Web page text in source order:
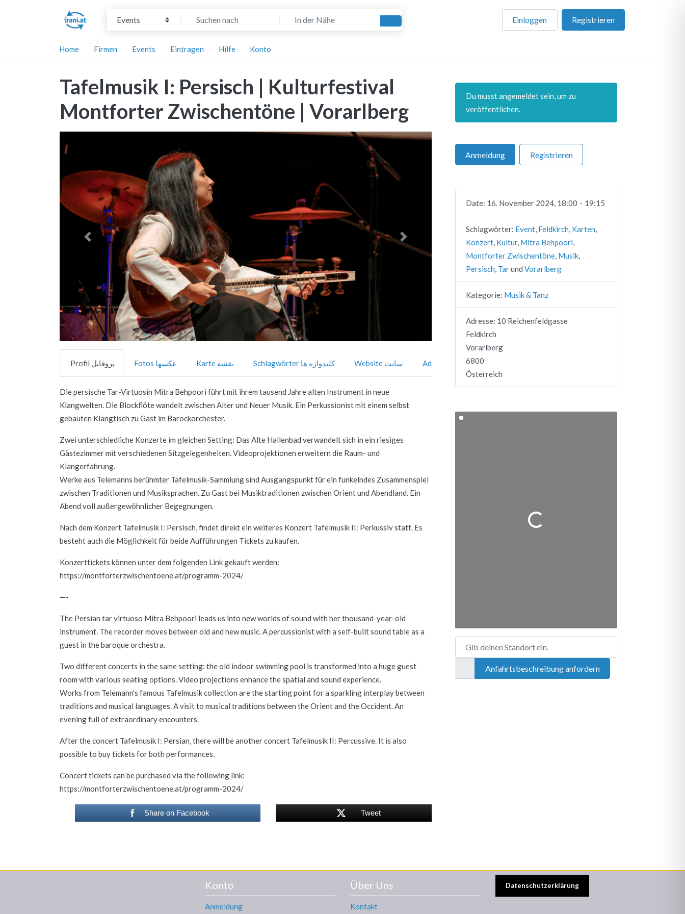
Suchtyp auswählen Suchen nach In der Nähe
Suchen
Einloggen Registrieren
Home Firmen Events Eintragen Hilfe Konto
Tafelmusik I: Persisch | Kulturfestival
Montforter Zwischentöne | Vorarlberg
Vorheriges Nächstes
Profil پروفایل Fotos عکسها Karte نقشه Schlagwörter کلیدواژه ها Website سایت Adresse آدرس
Die persische Tar-Virtuosin Mitra Behpoori führt mit ihrem tausend Jahre alten Instrument in neue
Klangwelten. Die Blockflöte wandelt zwischen Alter und Neuer Musik. Ein Perkussionist mit einem selbst
gebauten Klangtisch zu Gast im Barockorchester.
Zwei unterschiedliche Konzerte im gleichen Setting: Das Alte Hallenbad verwandelt sich in ein riesiges
Gästezimmer mit verschiedenen Sitzgelegenheiten. Videoprojektionen erweitern die Raum- und
Klangerfahrung.
Werke aus Telemanns berühmter Tafelmusik-Sammlung sind Ausgangspunkt für ein funkelndes Zusammenspiel
zwischen Traditionen und Musiksprachen. Zu Gast bei Musiktraditionen zwischen Orient und Abendland. Ein
Abend voll außergewöhnlicher Begegnungen.
Nach dem Konzert Tafelmusik I: Persisch, findet direkt ein weiteres Konzert Tafelmusik II: Perkussiv statt. Es
besteht auch die Möglichkeit für beide Aufführungen Tickets zu kaufen.
Konzerttickets können unter dem folgenden Link gekauft werden:
https://montforterzwischentoene.at/programm-2024/
—-
The Persian tar virtuoso Mitra Behpoori leads us into new worlds of sound with her thousand-year-old
instrument. The recorder moves between old and new music. A percussionist with a self-built sound table as a
guest in the baroque orchestra.
Two different concerts in the same setting: the old indoor swimming pool is transformed into a huge guest
room with various seating options. Video projections enhance the spatial and sound experience.
Works from Telemann’s famous Tafelmusik collection are the starting point for a sparkling interplay between
traditions and musical languages. A visit to musical traditions between the Orient and the Occident. An
evening full of extraordinary encounters.
After the concert Tafelmusik I: Persian, there will be another concert Tafelmusik II: Percussive. It is also
possible to buy tickets for both performances.
Concert tickets can be purchased via the following link:
https://montforterzwischentoene.at/programm-2024/
Share on Facebook Tweet
Du musst angemeldet sein, um zu
veröffentlichen.
Anmeldung Registrieren
Date: 16. November 2024, 18:00 - 19:15
Schlagwörter: Event, Feldkirch, Karten,
Konzert, Kultur, Mitra Behpoori,
Montforter Zwischentöne, Musik,
Persisch, Tarund Vorarlberg
Kategorie: Musik & Tanz
Adresse: 10 Reichenfeldgasse
Feldkirch
Vorarlberg
6800
Österreich
Wird geladen …
Gib deinen Standort ein.
Anfahrtsbeschreibung anfordern
Konto
Anmeldung
Über Uns
Kontakt
Datenschutzerklärung